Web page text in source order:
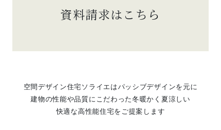
資料請求はこちら
空間デザイン住宅ソライエはパッシブデザインを元に
建物の性能や品質にこだわった冬暖かく夏涼しい
快適な高性能住宅をご提案します